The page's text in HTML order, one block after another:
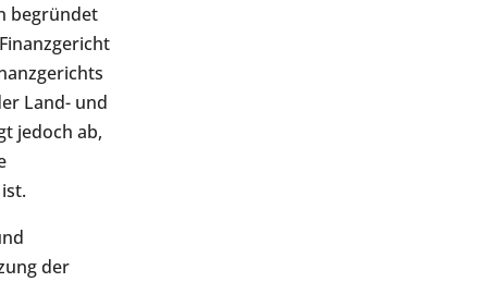
begründet
Land- und
jedoch ab,
der